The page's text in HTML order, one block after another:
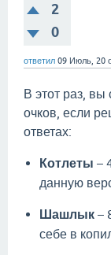
2
0
ответил 09 Июль, 20
В этот раз, вы
очков, если
ответах:
Котлеты –
данную
Шашлык –
себе в